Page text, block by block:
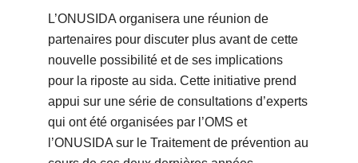
L’ONUSIDA organisera une réunion de
partenaires pour discuter plus avant de cette
nouvelle possibilité et de ses implications
pour la riposte au sida. Cette initiative prend
appui sur une série de consultations d’experts
qui ont été organisées par l’OMS et
l’ONUSIDA sur le Traitement de prévention au